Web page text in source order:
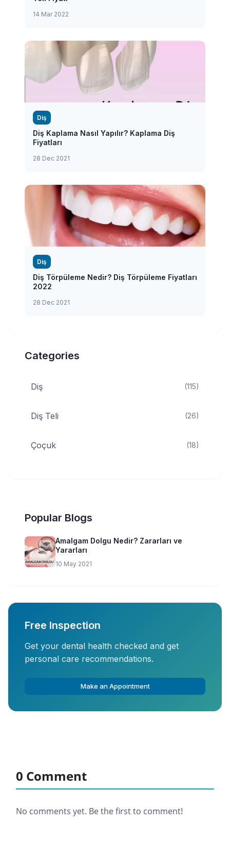
14 Mar 2022
Diş
Diş Kaplama Nasıl Yapılır? Kaplama Diş
Fiyatları
28 Dec 2021
Diş
Diş Törpüleme Nedir? Diş Törpüleme Fiyatları
2022
28 Dec 2021
Categories
Diş (115)
Diş Teli (26)
Çoçuk (18)
Popular Blogs
Amalgam Dolgu Nedir? Zararları ve
Yararları
10 May 2021
Free Inspection
Get your dental health checked and get
personal care recommendations.
Make an Appointment
0 Comment
No comments yet. Be the first to comment!